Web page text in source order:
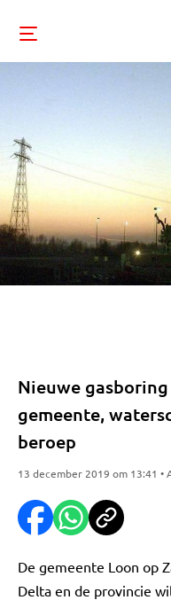
Nieuwe
gemeente,
beroep
13 december 2019 om 13:41
De gemeente Loon op
Delta en de provincie